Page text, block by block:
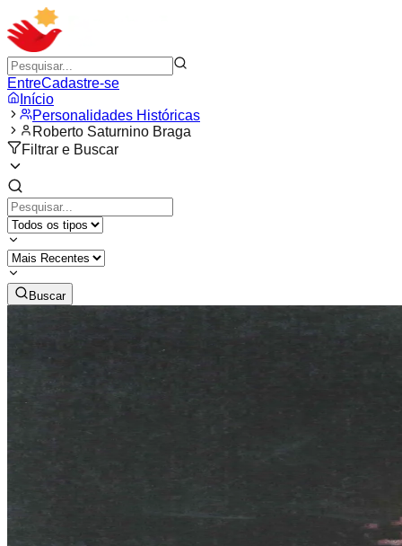
EntreCadastre-se
Início
Personalidades Históricas
Roberto Saturnino Braga
Filtrar e Buscar
Buscar